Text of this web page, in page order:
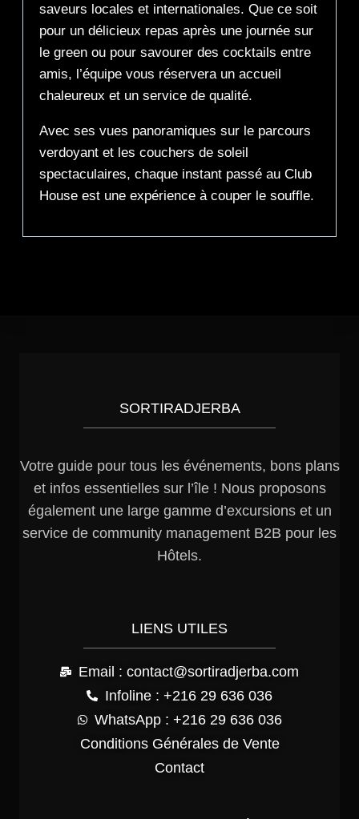
saveurs locales et internationales. Que ce soit
pour un délicieux repas après une journée sur
le green ou pour savourer des cocktails entre
amis, l’équipe vous réservera un accueil
chaleureux et un service de qualité.
Avec ses vues panoramiques sur le parcours
verdoyant et les couchers de soleil
spectaculaires, chaque instant passé au Club
House est une expérience à couper le souffle.
SORTIRADJERBA
Votre guide pour tous les événements, bons plans
et infos essentielles sur l’île ! Nous proposons
également une large gamme d’excursions et un
service de community management B2B pour les
Hôtels.
LIENS UTILES
Email : contact@sortiradjerba.com
Infoline : +216 29 636 036
WhatsApp : +216 29 636 036
Conditions Générales de Vente
Contact